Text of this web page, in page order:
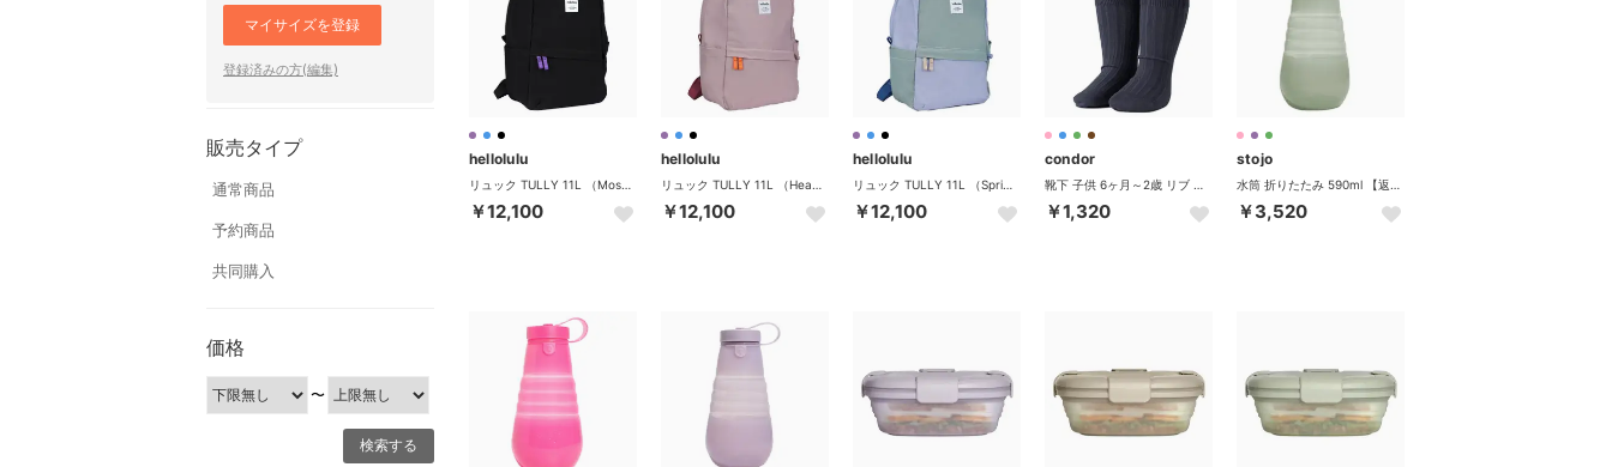
マイサイズを登録
登録済みの方(編集)
販売タイプ
通常商品
予約商品
共同購入
価格
〜
hellolulu
￥12,100
hellolulu
￥12,100
hellolulu
￥12,100
condor
￥1,320
stojo
￥3,520